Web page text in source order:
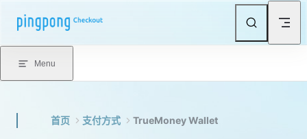
Skip to content
Menu
首页 支付方式 TrueMoney Wallet